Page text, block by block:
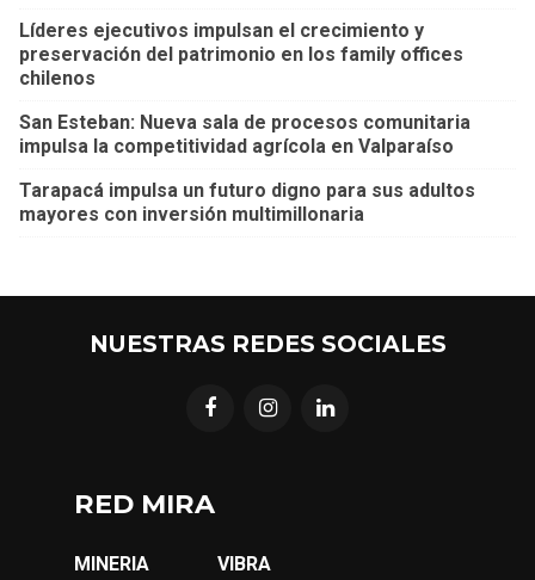
Líderes ejecutivos impulsan el crecimiento y
preservación del patrimonio en los family offices
chilenos
San Esteban: Nueva sala de procesos comunitaria
impulsa la competitividad agrícola en Valparaíso
Tarapacá impulsa un futuro digno para sus adultos
mayores con inversión multimillonaria
NUESTRAS REDES SOCIALES
RED MIRA
MINERIA VIBRA